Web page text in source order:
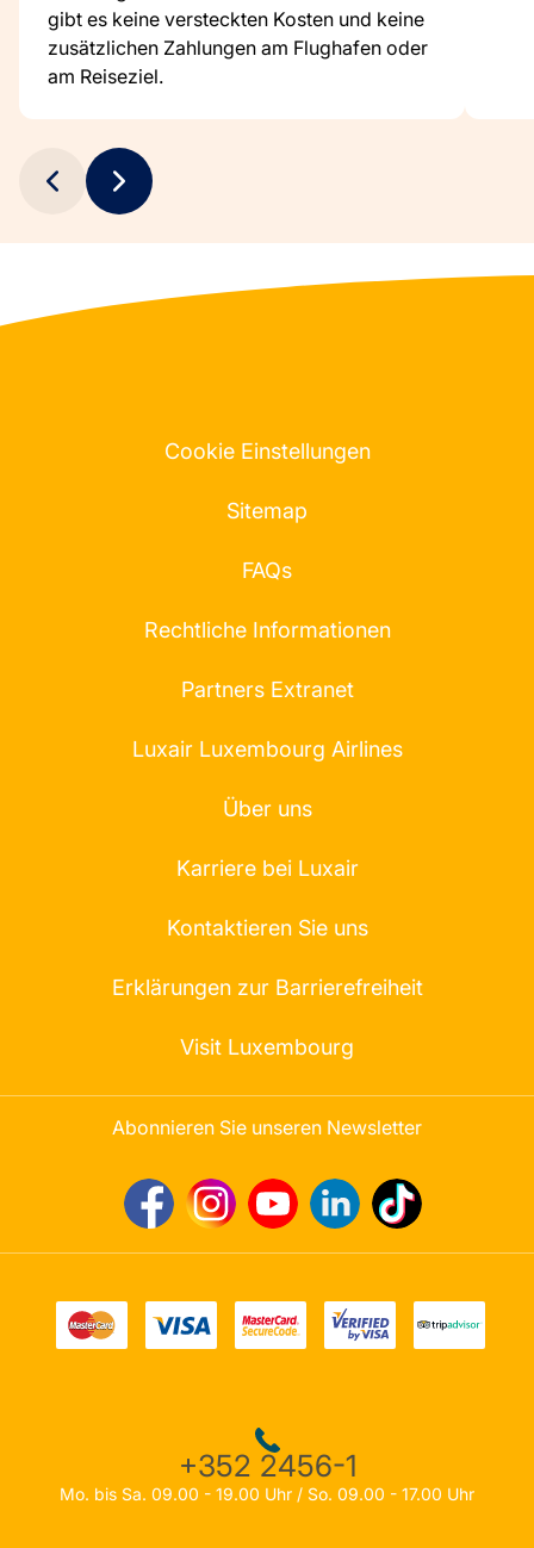
gibt es keine versteckten Kosten und keine
zusätzlichen Zahlungen am Flughafen oder
am Reiseziel.
Cookie Einstellungen
Sitemap
FAQs
Rechtliche Informationen
Partners Extranet
Luxair Luxembourg Airlines
Über uns
Karriere bei Luxair
Kontaktieren Sie uns
Erklärungen zur Barrierefreiheit
Visit Luxembourg
Abonnieren Sie unseren Newsletter
+352 2456-1
Mo. bis Sa. 09.00 - 19.00 Uhr / So. 09.00 - 17.00 Uhr